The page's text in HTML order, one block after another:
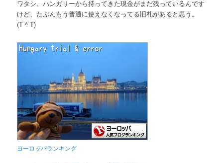
ワタシ、ハンガリーから持ってきた現金がまだ残っているんです
けど、たぶんもう普通に使えなくなってる旧札があると思う。
(T ^ T)
ヨーロッパランキング